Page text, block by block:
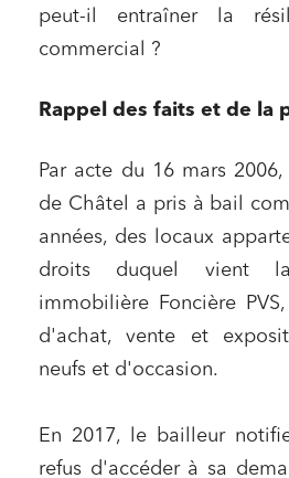
peut-il entraîner la
commercial ?
Rappel des faits et de la
Par acte du 16 mars
de Châtel a pris à bail
années, des locaux
droits duquel vient
immobilière Foncière
d'achat, vente et
neufs et d'occasion.
En 2017, le bailleur
refus d'accéder à sa